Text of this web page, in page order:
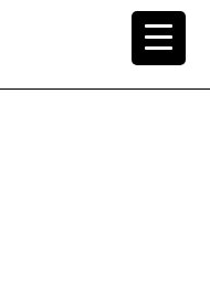
MuWo –